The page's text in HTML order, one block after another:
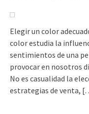
Elegir un color
color estudia la
sentimientos de una
provocar en nosotros
No es casualidad la
estrategias de venta,